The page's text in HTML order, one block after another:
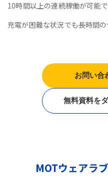
10時間以上の連続稼働が可能で
充電が困難な状況でも長時間の
お問い合
無料資料を
MOTウェアラ